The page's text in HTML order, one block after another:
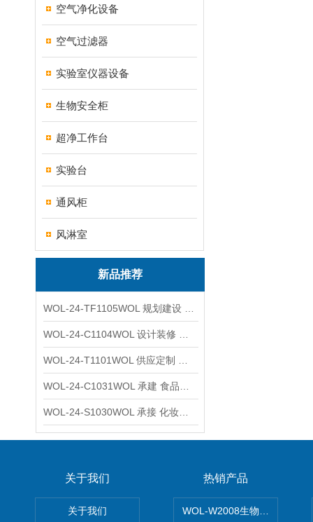
空气净化设备
空气过滤器
实验室仪器设备
生物安全柜
超净工作台
实验台
通风柜
风淋室
新品推荐
关于我们
关于我们
热销产品
WOL-W2008生物制药GMP